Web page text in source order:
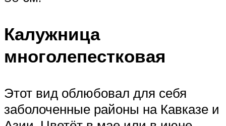
Калужница
многолепестковая
Этот вид облюбовал для себя
заболоченные районы на Кавказе и